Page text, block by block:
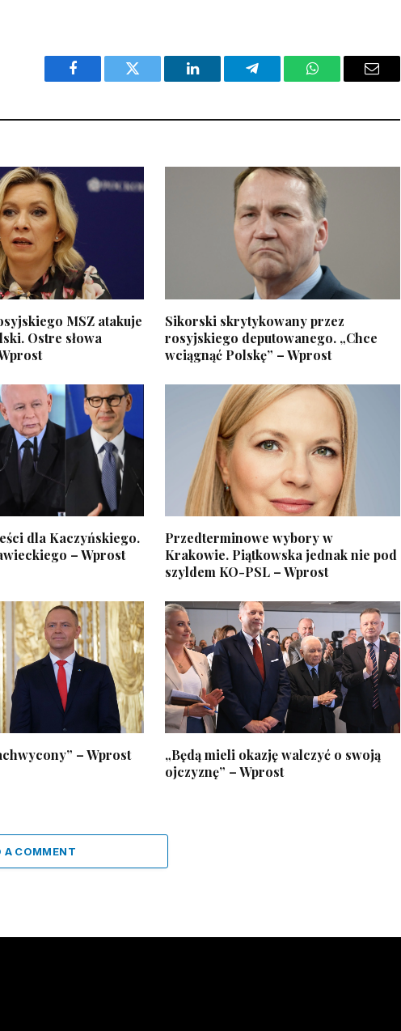
Facebook Twitter LinkedIn Telegram WhatsAppEmail
MSZ atakuje
Ostre słowa
Sikorski skrytykowany przez
rosyjskiego deputowanego. „Chce
wciągnąć Polskę” – Wprost
dla Kaczyńskiego.
– Wprost
Przedterminowe wybory w
Krakowie. Piątkowska jednak nie pod
szyldem KO-PSL – Wprost
– Wprost
„Będą mieli okazję walczyć o swoją
ojczyznę” – Wprost
A COMMENT